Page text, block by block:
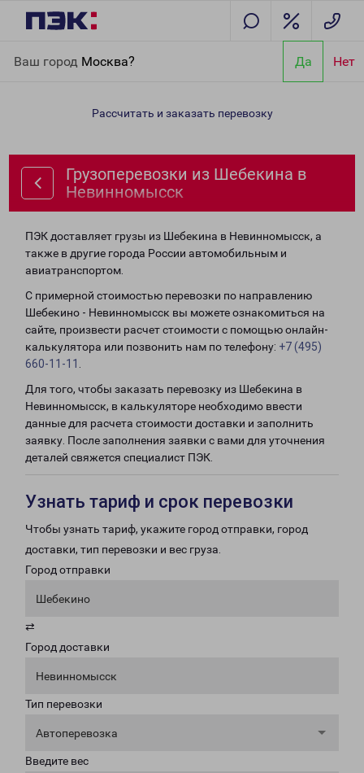
Ваш город Москва? Да Нет
Невинномысск
Рассчитать и заказать перевозку
Грузоперевозки из Шебекина в
Невинномысск
ПЭК доставляет грузы из Шебекина в Невинномысск, а
также в другие города России автомобильным и
авиатранспортом.
С примерной стоимостью перевозки по направлению
Шебекино - Невинномысск вы можете ознакомиться на
сайте, произвести расчет стоимости с помощью онлайн-
калькулятора или позвонить нам по телефону: +7 (495)
660-11-11
Для того, чтобы заказать перевозку из Шебекина в
Невинномысск, в калькуляторе необходимо ввести
данные для расчета стоимости доставки и заполнить
заявку. После заполнения заявки с вами для уточнения
деталей свяжется специалист ПЭК.
Узнать тариф и срок перевозки
Чтобы узнать тариф, укажите город отправки, город
доставки, тип перевозки и вес груза.
Город отправки
Шебекино
⇄
Город доставки
Невинномысск
Тип перевозки
Автоперевозка
Введите вес